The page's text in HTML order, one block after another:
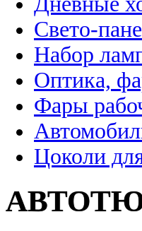
Свето-
Набор
Оптика,
Фары
Цоколи